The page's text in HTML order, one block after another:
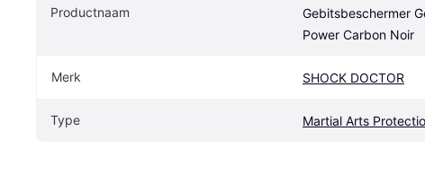
Productnaam
Gebitsbeschermer
Power Carbon Noir
Merk SHOCK DOCTOR
Type Martial Arts